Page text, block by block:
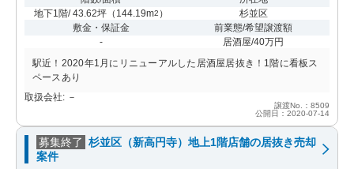
地下1階/ 43.62坪（ 144.19m2 ）
杉並区
敷金・保証金
-
前業態/希望譲渡額
居酒屋/40万円
駅近！2020年1月にリニューアルした居酒屋居抜き！1階に看板ス
ペースあり
取扱会社: －
譲渡No.：8509
公開日：2020-07-14
募集終了 杉並区（新高円寺）地上1階店舗の居抜き売却
案件